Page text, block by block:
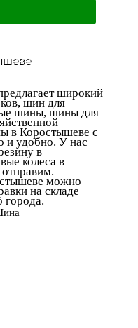
широкий
шин для
шины, шины для
в Коростышеве с
и удобно. У нас
в
колеса в
можно
на складе
города.